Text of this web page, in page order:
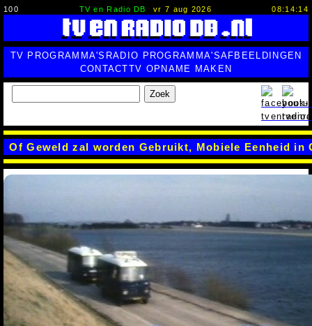
100 TV en Radio DB vr 7 aug 2026 08:14:14
TV PROGRAMMA'S RADIO PROGRAMMA'SAFBEELDINGEN
CONTACTTV OPNAME MAKEN
Zoek
Of Geweld zal worden Gebruikt, Mobiele Eenheid in